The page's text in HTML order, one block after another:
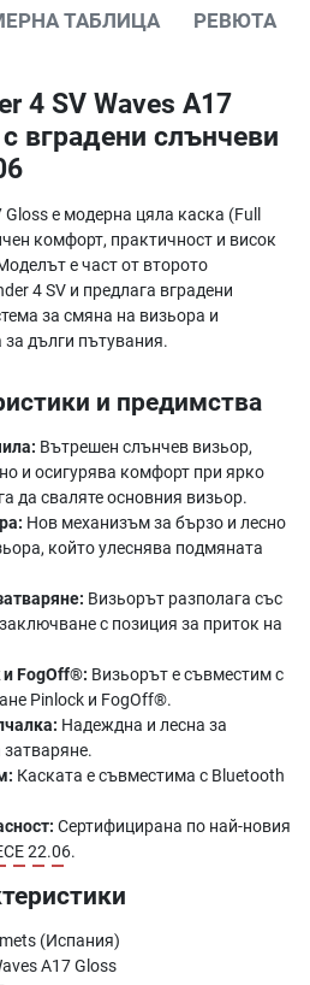
ТАБЛИЦА РЕВЮТА
4 SV Waves A17
вградени слънчеви
е модерна цяла каска (Full
комфорт, практичност и висок
е част от второто
4 SV и предлага вградени
за смяна на визьора и
дълги пътувания.
и предимства
Вътрешен слънчев визьор,
и осигурява комфорт при ярко
да сваляте основния визьор.
Нов механизъм за бързо и лесно
който улеснява подмяната
Визьорът разполага със
с позиция за приток на
и FogOff®: Визьорът е съвместим с
Pinlock и FogOff®.
Надеждна и лесна за
затваряне.
Каската е съвместима с Bluetooth
Сертифицирана по най-новия
22.06.
(Испания)
A17 Gloss